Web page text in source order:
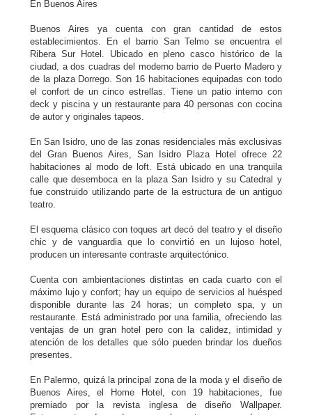
En Buenos Aires
Buenos Aires ya cuenta con gran cantidad de estos
establecimientos. En el barrio San Telmo se encuentra el
Ribera Sur Hotel. Ubicado en pleno casco histórico de la
ciudad, a dos cuadras del moderno barrio de Puerto Madero y
de la plaza Dorrego. Son 16 habitaciones equipadas con todo
el confort de un cinco estrellas. Tiene un patio interno con
deck y piscina y un restaurante para 40 personas con cocina
de autor y originales tapeos.
En San Isidro, uno de las zonas residenciales más exclusivas
del Gran Buenos Aires, San Isidro Plaza Hotel ofrece 22
habitaciones al modo de loft. Está ubicado en una tranquila
calle que desemboca en la plaza San Isidro y su Catedral y
fue construido utilizando parte de la estructura de un antiguo
teatro.
El esquema clásico con toques art decó del teatro y el diseño
chic y de vanguardia que lo convirtió en un lujoso hotel,
producen un interesante contraste arquitectónico.
Cuenta con ambientaciones distintas en cada cuarto con el
máximo lujo y confort; hay un equipo de servicios al huésped
disponible durante las 24 horas; un completo spa, y un
restaurante. Está administrado por una familia, ofreciendo las
ventajas de un gran hotel pero con la calidez, intimidad y
atención de los detalles que sólo pueden brindar los dueños
presentes.
En Palermo, quizá la principal zona de la moda y el diseño de
Buenos Aires, el Home Hotel, con 19 habitaciones, fue
premiado por la revista inglesa de diseño Wallpaper.